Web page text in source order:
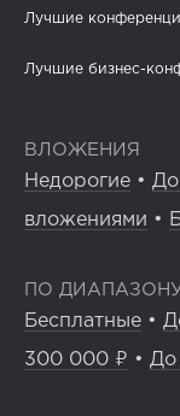
Лучшие
Лучшие бизнес-
ВЛОЖЕНИЯ
Недорогие •
вложениями •
ПО
Бесплатные •
300 000 ₽ • До